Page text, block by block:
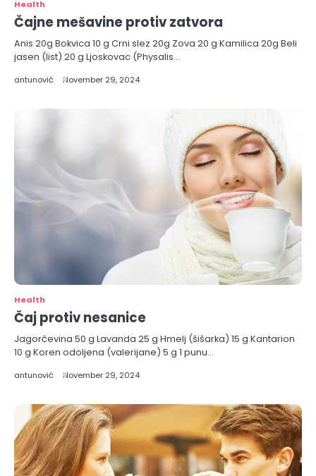
Health
Čajne mešavine protiv zatvora
Anis 20g Bokvica 10 g Crni slez 20g Zova 20 g Kamilica 20g Beli
jasen (list) 20 g Ljoskovac (Physalis…
antunović November 29, 2024
Health
Čaj protiv nesanice
Jagorčevina 50 g Lavanda 25 g Hmelj (šišarka) 15 g Kantarion
10 g Koren odoljena (valerijane) 5 g 1 punu…
antunović November 29, 2024